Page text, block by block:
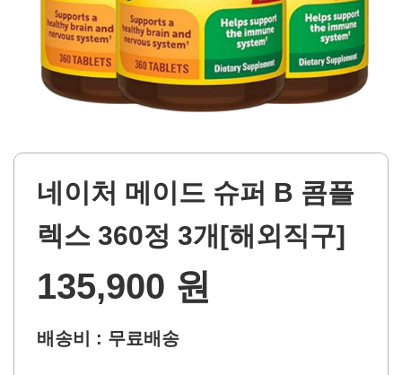
네이처 메이드 슈퍼 B 콤플
렉스 360정 3개[해외직구]
135,900 원
배송비 : 무료배송